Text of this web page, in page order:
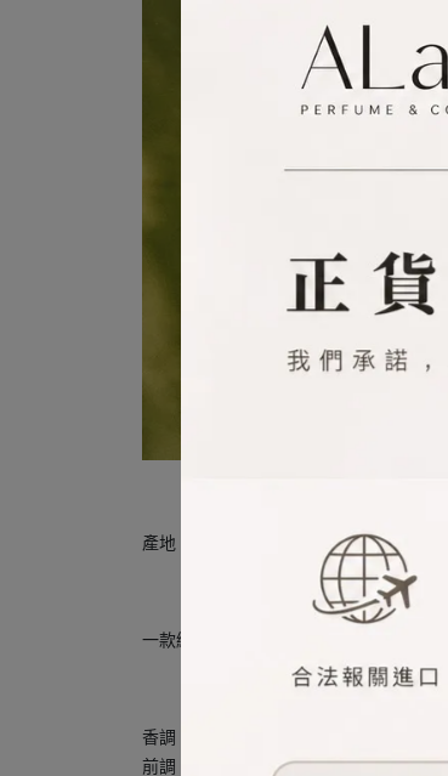
產地︰澳洲
一款綠意盎然的清新調香水，以明亮的
香調： 草香清新調 、 茶香清新調 、 木
前調：佛手柑、白松香、苦橙葉